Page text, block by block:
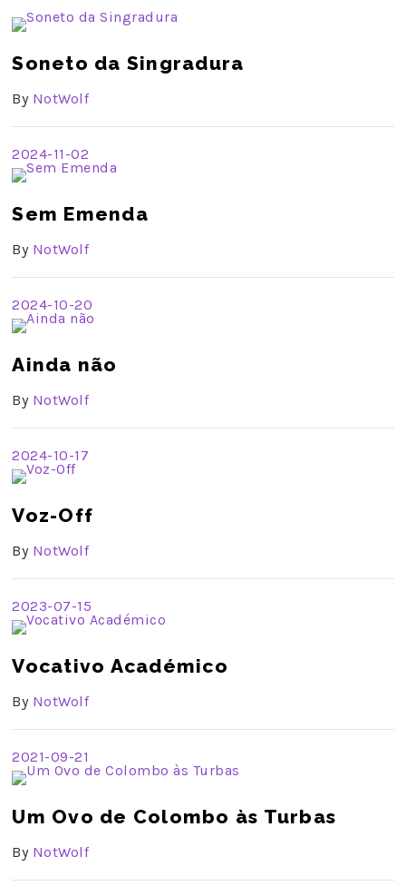
Soneto da Singradura
By NotWolf
2024-11-02
Sem Emenda
By NotWolf
2024-10-20
Ainda não
By NotWolf
2024-10-17
Voz-Off
By NotWolf
2023-07-15
Vocativo Académico
By NotWolf
2021-09-21
Um Ovo de Colombo às Turbas
By NotWolf